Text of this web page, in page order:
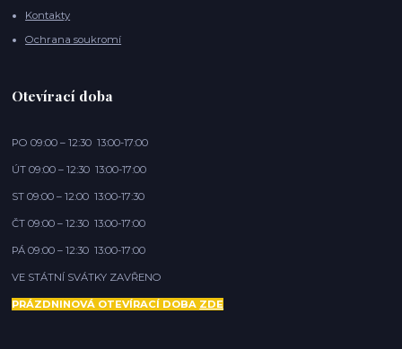
Kontakty
Ochrana soukromí
Otevírací doba
PO 09:00 – 12:30 13:00-17:00
ÚT 09:00 – 12:30 13:00-17:00
ST 09:00 – 12:00 13:00-17:30
ČT 09:00 – 12:30 13:00-17:00
PÁ 09:00 – 12:30 13:00-17:00
VE STÁTNÍ SVÁTKY ZAVŘENO
PRÁZDNINOVÁ OTEVÍRACÍ DOBA ZDE